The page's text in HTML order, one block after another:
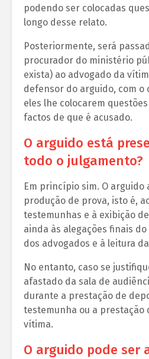
podendo ser colocadas
longo desse relato.
Posteriormente, será
procurador do ministério
exista) ao advogado da
defensor do arguido, com o
eles lhe colocarem
factos de que é acusado.
O arguido está
todo o julgamento?
Em princípio sim. O arguido
produção de prova, isto é,
testemunhas e à exibição
ainda às alegações finais
dos advogados e à leitura
No entanto, caso se
afastado da sala de
durante a prestação de
testemunha ou a prestação
vítima.
O arguido pode ser